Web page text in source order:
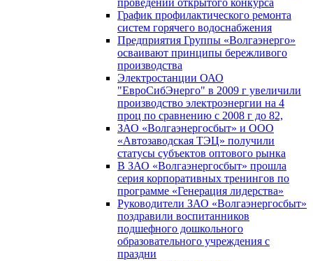
проведении открытого конкурса
График профилактического ремонта
систем горячего водоснабжения
Предприятия Группы «Волгаэнерго»
осваивают принципы бережливого
производства
Электростанции ОАО
"ЕвроСибЭнерго" в 2009 г увеличили
производство электроэнергии на 4
проц по сравнению с 2008 г до 82,
ЗАО «Волгаэнергосбыт» и ООО
«Автозаводская ТЭЦ» получили
статусы субъектов оптового рынка
В ЗАО «Волгаэнергосбыт» прошла
серия корпоративных тренингов по
программе «Генерация лидерства»
Руководители ЗАО «Волгаэнергосбыт»
поздравили воспитанников
подшефного дошкольного
образовательного учреждения с
праздни